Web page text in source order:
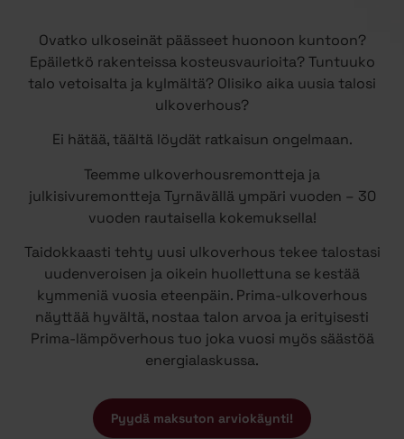
Ovatko ulkoseinät päässeet huonoon kuntoon?
Epäiletkö rakenteissa kosteusvaurioita? Tuntuuko
talo vetoisalta ja kylmältä? Olisiko aika uusia talosi
ulkoverhous?
Ei hätää, täältä löydät ratkaisun ongelmaan.
Teemme ulkoverhousremontteja ja
julkisivuremontteja Tyrnävällä ympäri vuoden – 30
vuoden rautaisella kokemuksella!
Taidokkaasti tehty uusi ulkoverhous tekee talostasi
uudenveroisen ja oikein huollettuna se kestää
kymmeniä vuosia eteenpäin. Prima-ulkoverhous
näyttää hyvältä, nostaa talon arvoa ja erityisesti
Prima-lämpöverhous tuo joka vuosi myös säästöä
energialaskussa.
Pyydä maksuton arviokäynti!